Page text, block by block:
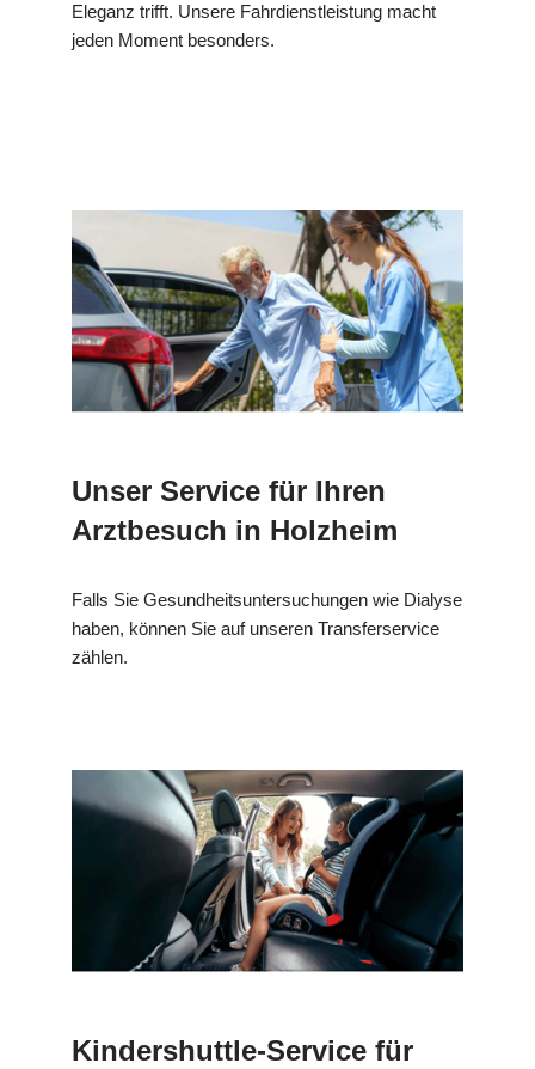
Eleganz trifft. Unsere Fahrdienstleistung macht
jeden Moment besonders.
Unser Service für Ihren
Arztbesuch in Holzheim
Falls Sie Gesundheitsuntersuchungen wie Dialyse
haben, können Sie auf unseren Transferservice
zählen.
Kindershuttle-Service für